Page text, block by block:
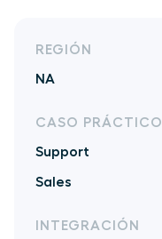
REGIÓN
NA
CASO PRÁCTICO
Support
Sales
INTEGRACIÓN